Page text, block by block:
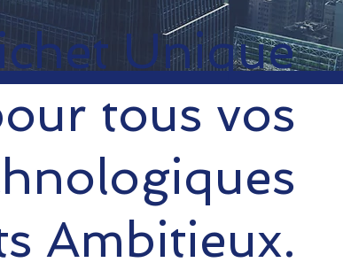
Unique
tous vos
Ambitieux.